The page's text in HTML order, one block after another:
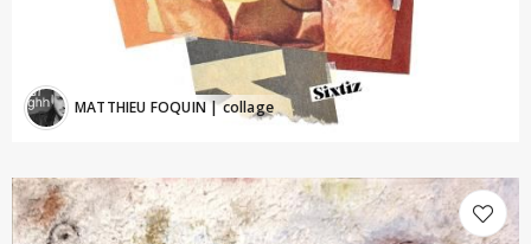
MATTHIEU FOQUIN| collage